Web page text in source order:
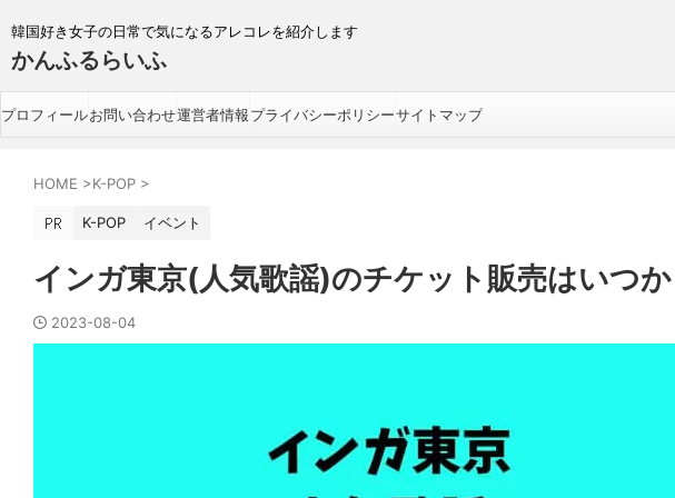
韓国好き女子の日常で気になるアレコレを紹介します
かんふるらいふ
プロフィールお問い合わせ運営者情報プライバシーポリシーサイトマップ
HOME >K-POP >
K-POP イベント
インガ東京(人気歌謡)のチケット販売はいつ
2023-08-04